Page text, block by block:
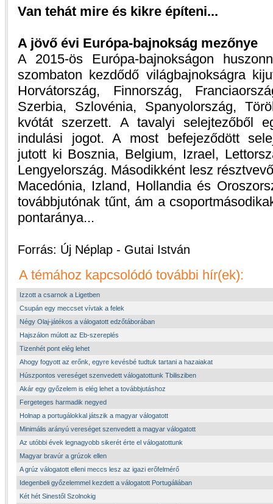
Van tehát mire és kikre építeni...
A jövő évi Európa-bajnokság mezőnye
A 2015-ös Európa-bajnokságon
szombaton kezdődő világbajnokságra
Horvátország, Finnország,
Szerbia, Szlovénia, Spanyolország,
kvótát szerzett. A tavalyi selejtezőből
indulási jogot. A most befejeződött
jutott ki Bosznia, Belgium, Izrael,
Lengyelország. Másodikként lesz
Macedónia, Izland, Hollandia és
továbbjutónak tűnt, ám a
pontaránya...
Forrás: Új Néplap - Gutai István
A témához kapcsolódó további hír(ek):
Izzott a csarnok a Ligetben
Csupán egy meccset vívtak a felek
Négy Olaj-játékos a válogatott edzőtáborában
Hajszálon múlott az Eb-szereplés
Tizenhét pont elég lehet
Ahogy fogyott az erőnk, egyre kevésbé tudtuk tartani a hazaiakat
Húszpontos vereséget szenvedett válogatottunk Tbilisziben
Akár egy győzelem is elég lehet a továbbjutáshoz
Fergeteges harmadik negyed
Holnap a portugálokkal játszik a magyar válogatott
Minimális arányú vereséget szenvedett a magyar válogatott
Az utóbbi évek legnagyobb sikerét érte el válogatottunk
Magyar bravúr a grúzok ellen
A grúz válogatott elleni meccs lesz az igazi erőfelmérő
Idegenbeli győzelemmel kezdett a válogatott Portugáliában
Két hét Sinestől Szolnokig